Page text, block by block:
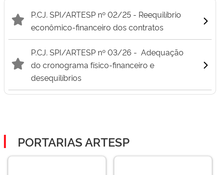
P.CJ. SPI/ARTESP nº 02/25 - Reequilíbrio
econômico-financeiro dos contratos
P.CJ. SPI/ARTESP nº 03/26 - Adequação
do cronograma físico-financeiro e
desequilíbrios
PORTARIAS ARTESP